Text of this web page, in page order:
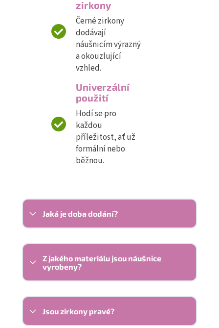
zirkony
Černé zirkony
dodávají
náušnicím výrazný
a okouzlující
vzhled.
Univerzální
použití
Hodí se pro
každou
příležitost, ať už
formální nebo
běžnou.
Jaká je doba dodání?
Z jakého materiálu jsou náušnice
vyrobeny?
Jsou zirkony pravé?